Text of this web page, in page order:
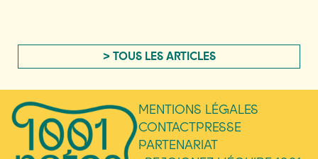
> TOUS LES ARTICLES
MENTIONS LÉGALES
CONTACTPRESSE
PARTENARIAT